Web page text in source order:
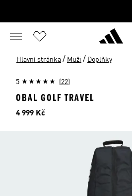
Hlavní stránka / Muži / Doplňky
5 (22)
OBAL GOLF TRAVEL
Cena
4 999 Kč